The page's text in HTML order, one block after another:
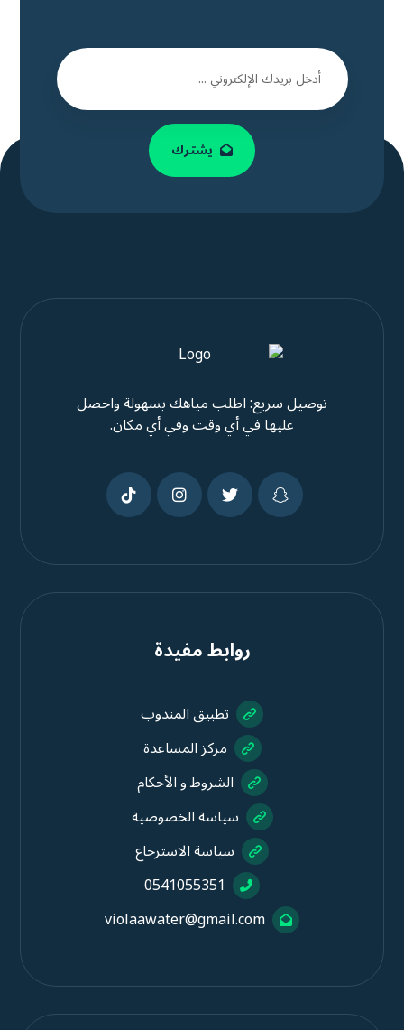
يشترك
توصيل سريع: اطلب مياهك بسهولة واحصل
عليها في أي وقت وفي أي مكان.
روابط مفيدة
تطبيق المندوب
مركز المساعدة
الشروط و الأحكام
سياسة الخصوصية
سياسة الاسترجاع
0541055351
violaawater@gmail.com